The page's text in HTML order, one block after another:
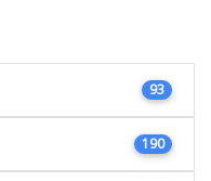
93
190